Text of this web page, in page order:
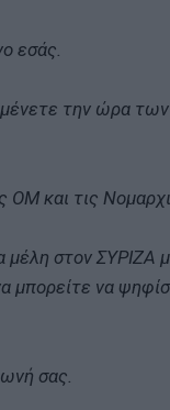
εσάς.
την ώρα
ΟΜ και τις
μέλη στον ΣΥΡΙΖΑ
μπορείτε να
σας.